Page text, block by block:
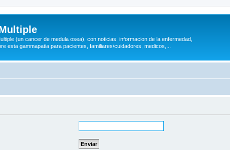
(un cancer de medula osea), con noticias, informacion de la enfermedad,
esta gammapatia para pacientes, familiares/cuidadores, medicos,...